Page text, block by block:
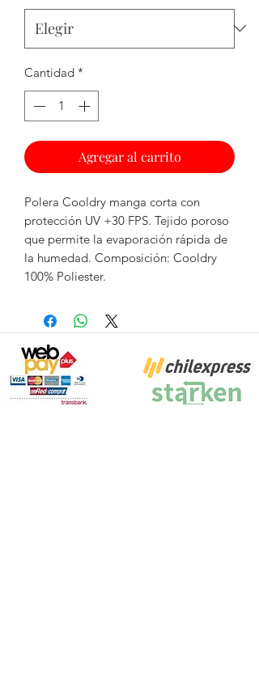
Cantidad *
Agregar al carrito
Polera Cooldry manga corta con
protección UV +30 FPS. Tejido poroso
que permite la evaporación rápida de
la humedad. Composición: Cooldry
100% Poliester.